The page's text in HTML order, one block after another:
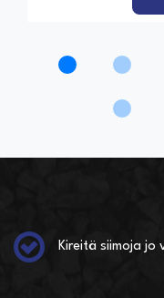
Kireitä siimoja jo